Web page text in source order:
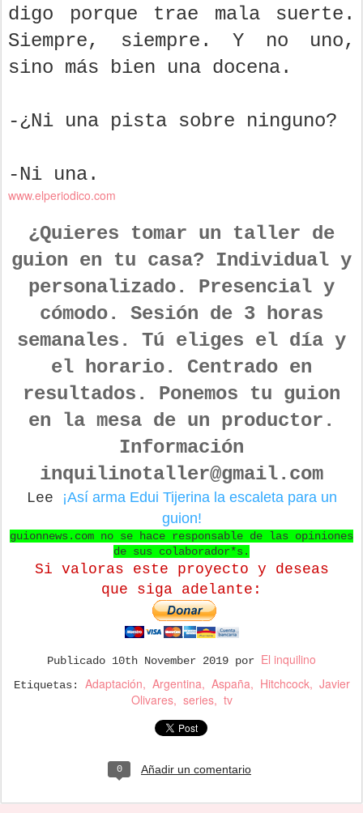
digo porque trae mala suerte.
Siempre, siempre. Y no uno,
sino más bien una docena.
-¿Ni una pista sobre ninguno?
-Ni una.
www.elperiodico.com
¿Quieres tomar un taller de
guion en tu casa? Individual y
personalizado. Presencial y
cómodo. Sesión de 3 horas
semanales. Tú eliges el día y
el horario. Centrado en
resultados. Ponemos tu guion
en la mesa de un productor.
Información
inquilinotaller@gmail.com
Lee
¡Así arma Edui Tijerina la escaleta para un
guion!
guionnews.com no se hace responsable de las opiniones
de sus colaborador*s.
Si valoras este proyecto y deseas
que siga adelante:
Publicado 10th November 2019 por El inquilino
Etiquetas: Adaptación Argentina Aspaña Hitchcock
Javier
Olivares
series tv
0 Añadir un comentario